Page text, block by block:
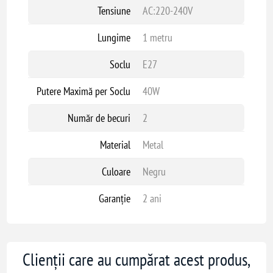
Tensiune
AC:220-240V
Lungime
1 metru
Soclu
E27
Putere Maximă per Soclu
40W
Număr de becuri
2
Material
Metal
Culoare
Negru
Garanție
2 ani
Clienții care au cumpărat acest produs,